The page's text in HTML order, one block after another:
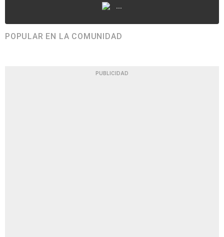
...
POPULAR EN LA COMUNIDAD
PUBLICIDAD